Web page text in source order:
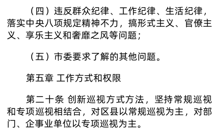
（四）违反群众纪律、工作纪律、生活纪律，
落实中央八项规定精神不力，搞形式主义、官僚主
义、享乐主义和奢靡之风等问题；
（五）市委要求了解的其他问题。
第五章 工作方式和权限
第二十条 创新巡视方式方法，坚持常规巡视
和专项巡视相结合，对区县以常规巡视为主，对部
门、企事业单位以专项巡视为主。